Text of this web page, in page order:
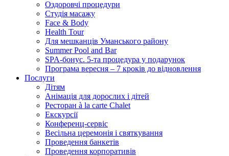
Оздоровчі процедури
Студія масажу
Face & Body
Health Tour
Для мешканців Уманського району
Summer Pool and Bar
SPA-бонус. 5-та процедура у подарунок
Програма вересня – 7 кроків до відновлення
Послуги
Дітям
Анімація для дорослих і дітей
Ресторан à la carte Chalet
Екскурсії
Конференц-сервіс
Весільна церемонія і святкування
Проведення банкетів
Проведення корпоративів